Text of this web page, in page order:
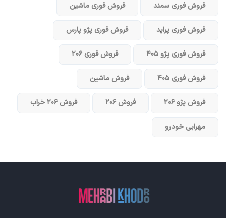
فروش فوری سمند فروش فوری ماشین
فروش فوری پراید فروش فوری پژو پارس
فروش فوری پژو ۴۰۵ فروش فوری ۲۰۶
فروش فوری ۴۰۵ فروش ماشین
فروش پژو ۲۰۶ فروش ۲۰۶ فروش ۲۰۶ خراب
مهرابی خودرو